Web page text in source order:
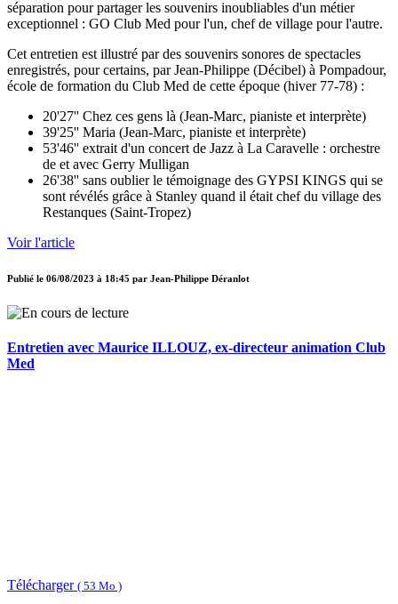
séparation pour partager les souvenirs inoubliables d'un métier
exceptionnel : GO Club Med pour l'un, chef de village pour l'autre.
Cet entretien est illustré par des souvenirs sonores de spectacles
enregistrés, pour certains, par Jean-Philippe (Décibel) à Pompadour,
école de formation du Club Med de cette époque (hiver 77-78) :
20'27'' Chez ces gens là (Jean-Marc, pianiste et interprète)
39'25'' Maria (Jean-Marc, pianiste et interprète)
53'46'' extrait d'un concert de Jazz à La Caravelle : orchestre
de et avec Gerry Mulligan
26'38'' sans oublier le témoignage des GYPSI KINGS qui se
sont révélés grâce à Stanley quand il était chef du village des
Restanques (Saint-Tropez)
Voir l'article
Publié le 06/08/2023 à 18:45 par Jean-Philippe Déranlot
Entretien avec Maurice ILLOUZ, ex-directeur animation Club
Med
Télécharger ( 53 Mo )